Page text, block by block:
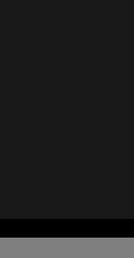
ventana)